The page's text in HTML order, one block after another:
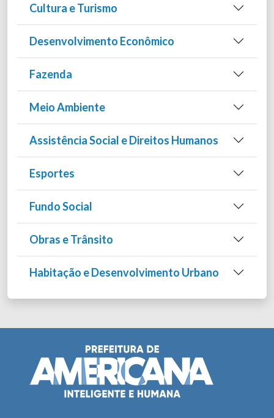
Cultura e Turismo
Desenvolvimento Econômico
Fazenda
Meio Ambiente
Assistência Social e Direitos Humanos
Esportes
Fundo Social
Obras e Trânsito
Habitação e Desenvolvimento Urbano